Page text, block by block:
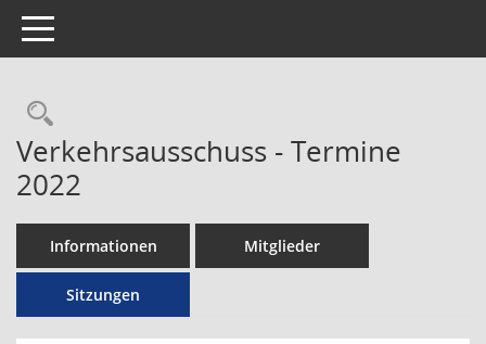
Toggle navigation
Rechercheauswahl
Verkehrsausschuss - Termine
2022
Informationen Mitglieder
Sitzungen